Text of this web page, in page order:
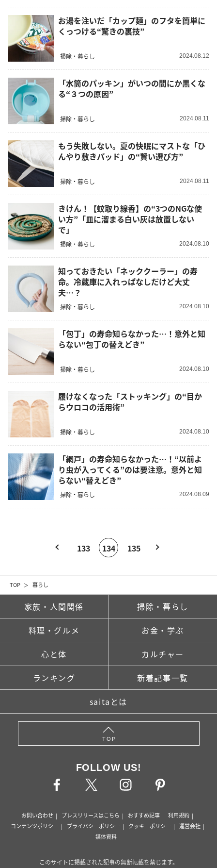
TOP 暮らし
お湯を注いだ「カップ麺」のフタを簡単に
くっつける“驚きの裏技”
掃除・暮らし 2024.08.12
「水筒のパッキン」がいつの間にか黒くな
る“３つの原因”
掃除・暮らし 2024.08.11
もう失敗しない。夏の快眠にマストな「ひ
んやり敷きパッド」の“賢い選び方”
掃除・暮らし 2024.08.11
きけん！【蚊取り線香】の“3つのNGな使
い方”「皿に溜まる白い灰は放置しない
で」
掃除・暮らし 2024.08.10
知っておきたい「ネッククーラー」の寿
命。冷蔵庫に入れっぱなしだけど大丈
夫…？
掃除・暮らし 2024.08.10
「包丁」の寿命知らなかった…！意外と知
らない“包丁の替えどき”
掃除・暮らし 2024.08.10
履けなくなった「ストッキング」の“目か
らウロコの活用術”
掃除・暮らし 2024.08.10
「網戸」の寿命知らなかった…！“以前よ
り虫が入ってくる”のは要注意。意外と知
らない“替えどき”
掃除・暮らし 2024.08.09
133 134 135
家族・人間関係 掃除・暮らし
料理・グルメ お金・学ぶ
心と体 カルチャー
ランキング 新着記事一覧
saitaとは
TOP
FOLLOW US!
お問い合わせ プレスリリースはこちら おすすめ記事
利用規約
コンテンツポリシー
プライバシーポリシー クッキーポリシー
運営会社
媒体資料
このサイトに掲載された記事の無断転載を禁じます。